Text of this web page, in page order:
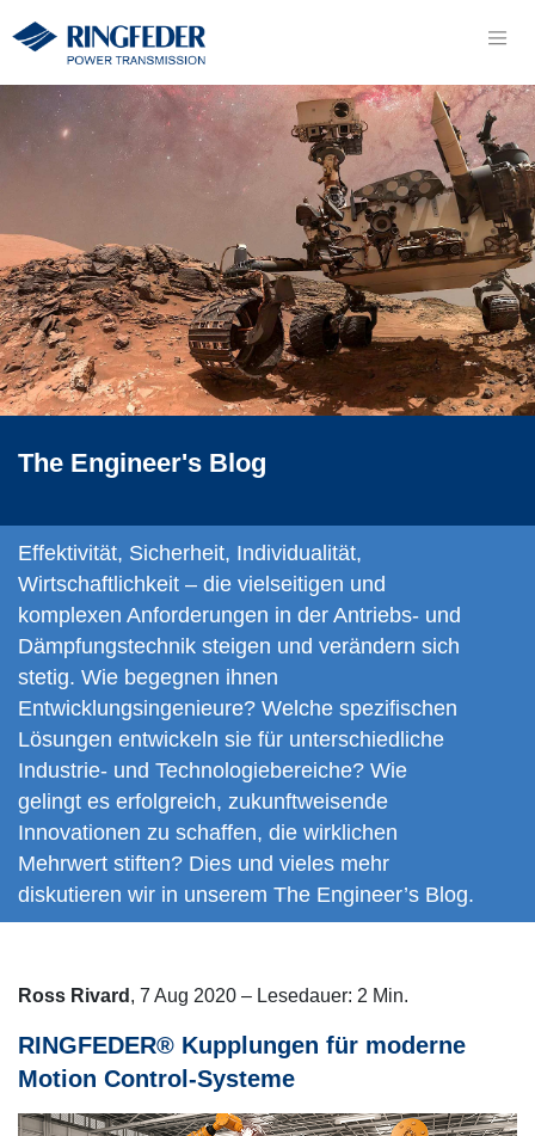
The Engineer's Blog
Effektivität, Sicherheit, Individualität,
Wirtschaftlichkeit – die vielseitigen und
komplexen Anforderungen in der Antriebs- und
Dämpfungstechnik steigen und verändern sich
stetig. Wie begegnen ihnen
Entwicklungsingenieure? Welche spezifischen
Lösungen entwickeln sie für unterschiedliche
Industrie- und Technologiebereiche? Wie
gelingt es erfolgreich, zukunftweisende
Innovationen zu schaffen, die wirklichen
Mehrwert stiften? Dies und vieles mehr
diskutieren wir in unserem The Engineer’s Blog.
Ross Rivard , 7 Aug 2020 – Lesedauer: 2 Min.
RINGFEDER® Kupplungen für moderne
Motion Control-Systeme